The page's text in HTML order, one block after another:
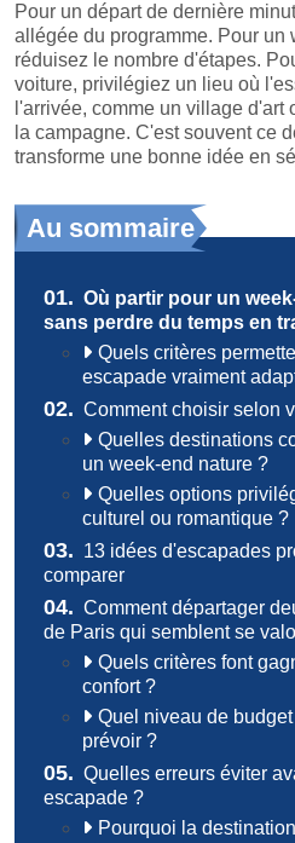
Pour un départ de dernière
allégée du programme. Pour un
réduisez le nombre d'étapes.
voiture, privilégiez un lieu où
l'arrivée, comme un village
la campagne. C'est souvent ce
transforme une bonne idée en
Au sommaire
01. Où partir pour un
sans perdre du temps en
Quels critères
escapade vraiment
02. Comment choisir selon
Quelles destinations
un week-end nature ?
Quelles options
culturel ou romantique ?
03. 13 idées d'escapades
comparer
04. Comment départager
de Paris qui semblent se
Quels critères font
confort ?
Quel niveau de
prévoir ?
05. Quelles erreurs éviter
escapade ?
Pourquoi la